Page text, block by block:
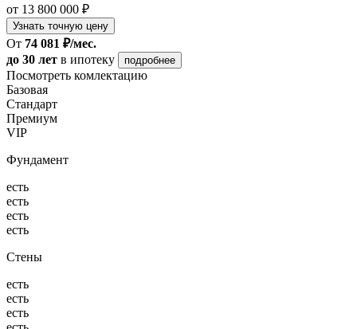
от 13 800 000 ₽
Узнать точную цену
От 74 081 ₽/мес.
до 30 лет в ипотеку подробнее
Посмотреть комлектацию
Базовая
Стандарт
Премиум
VIP
Фундамент
есть
есть
есть
есть
Стены
есть
есть
есть